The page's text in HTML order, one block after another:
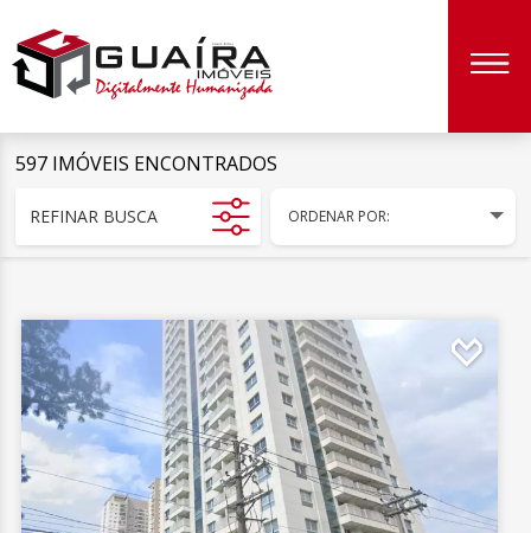
597 IMÓVEIS ENCONTRADOS
REFINAR BUSCA ORDENAR POR: